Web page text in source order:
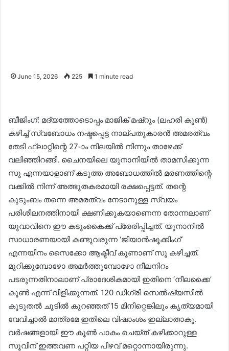
June 15, 2026 225 1 minute read
ബീജിംഗ്: മദ്യത്തോടൊപ്പം മാജിക് മഷ്റൂം (ലഹരി കൂൺ)
കഴിച്ച് സ്വബോധം നഷ്ടപ്പെട്ട നാല്പതുകാരൻ അമരത്വം
തേടി ഫ്ലാറ്റിന്റെ 27-ാം നിലയിൽ നിന്നും താഴേക്ക്
വലിഞ്ഞിറങ്ങി. ചൈനയിലെ യുനാനിയിൽ താമസിക്കുന്ന
സൂ എന്നയാളാണ് കടുത്ത അബോധത്തിൽ മരണത്തിന്റെ
വക്കിൽ നിന്ന് അത്ഭുതകരമായി രക്ഷപ്പെട്ടത്. തന്റെ
കുടുംബം തന്നെ അമരത്വം നേടാനുള്ള സ്വയം
പരിശീലനത്തിനായി ക്ഷണിക്കുകയാണെന്ന തോന്നലാണ്
യുവാവിനെ ഈ കടുംകൈക്ക് പ്രേരിപ്പിച്ചത്. യുനാനിൽ
സാധാരണയായി കണ്ടുവരുന്ന ‘ജിയാൻഷൂക്കിംഗ്’
എന്നയിനം സൈക്കോ ആക്ടീവ് കൂണാണ് സൂ കഴിച്ചത്.
മുറിക്കുമ്പോഴോ അമർത്തുമ്പോഴോ നീലനിറം
പടരുന്നതിനാലാണ് പ്രാദേശികമായി ഇതിനെ ‘നീലക്കൈ’
കൂൺ എന്ന് വിളിക്കുന്നത്. 120 ഡിഗ്രി സെൽഷ്യസിൽ
കൂടുതൽ ചൂടിൽ കുറഞ്ഞത് 15 മിനിറ്റെങ്കിലും കൃത്യമായി
വേവിച്ചാൽ മാത്രമേ ഇതിലെ വിഷാംശം ഇല്ലാതാകൂ.
വർഷങ്ങളായി ഈ കൂൺ പാകം ചെയ്ത് കഴിക്കാറുള്ള
സൂവിന് ഇത്തവണ പറ്റിയ പിഴവ് മറ്റൊന്നായിരുന്നു.